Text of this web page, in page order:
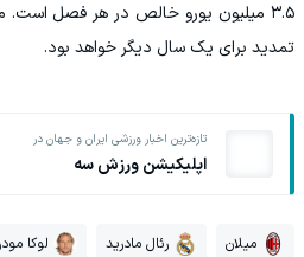
۳.۵ میلیون یورو خالص در هر فصل است.
تمدید برای یک سال دیگر خواهد بود.
تازه‌ترین اخبار ورزشی ایران و جهان در
اپلیکیشن ورزش سه
میلان رئال مادرید لوکا